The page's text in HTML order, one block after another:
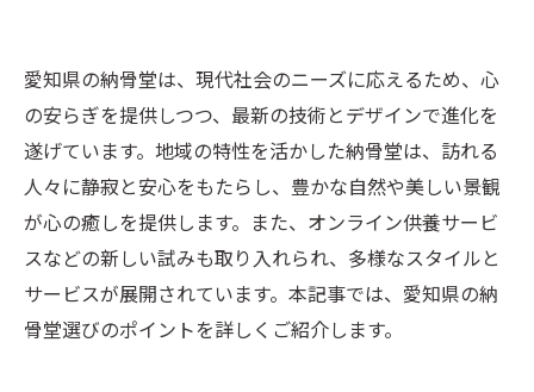
愛知県の納骨堂は、現代社会のニーズに応えるため、心
の安らぎを提供しつつ、最新の技術とデザインで進化を
遂げています。地域の特性を活かした納骨堂は、訪れる
人々に静寂と安心をもたらし、豊かな自然や美しい景観
が心の癒しを提供します。また、オンライン供養サービ
スなどの新しい試みも取り入れられ、多様なスタイルと
サービスが展開されています。本記事では、愛知県の納
骨堂選びのポイントを詳しくご紹介します。